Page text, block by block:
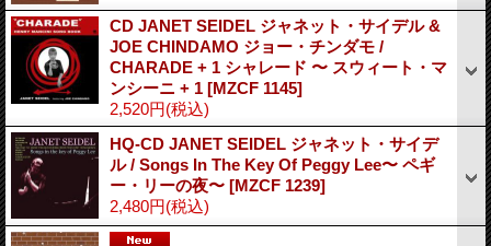
CD JANET SEIDEL ジャネット・サイデル &
JOE CHINDAMO ジョー・チンダモ /
CHARADE + 1 シャレード 〜 スウィート・マ
ンシーニ + 1 [MZCF 1145]
2,520円(税込)
HQ-CD JANET SEIDEL ジャネット・サイデ
ル / Songs In The Key Of Peggy Lee〜 ペギ
ー・リーの夜〜 [MZCF 1239]
2,480円(税込)